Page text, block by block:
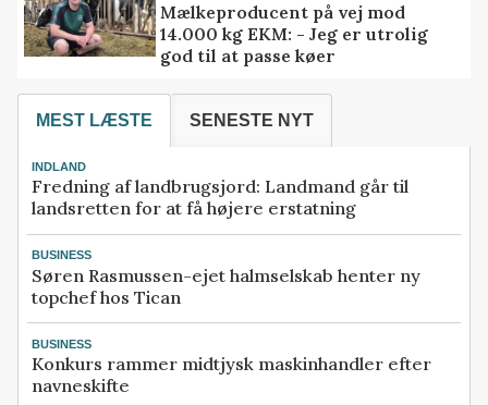
Mælkeproducent på vej mod
14.000 kg EKM: - Jeg er utrolig
god til at passe køer
MEST LÆSTE SENESTE NYT
INDLAND
Fredning af landbrugsjord: Landmand går til
landsretten for at få højere erstatning
BUSINESS
Søren Rasmussen-ejet halmselskab henter ny
topchef hos Tican
BUSINESS
Konkurs rammer midtjysk maskinhandler efter
navneskifte